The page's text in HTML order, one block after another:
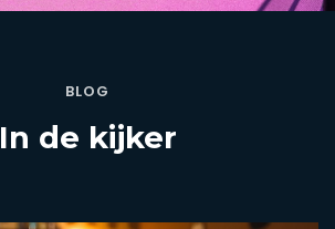
BLOG
In de kijker